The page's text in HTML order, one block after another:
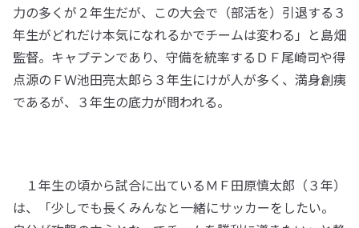
力の多くが２年生だが、この大会で（部活を）引退する３
年生がどれだけ本気になれるかでチームは変わる」と島畑
監督。キャプテンであり、守備を統率するＤＦ尾崎司や得
点源のＦＷ池田亮太郎ら３年生にけが人が多く、満身創痍
であるが、３年生の底力が問われる。
１年生の頃から試合に出ているＭＦ田原慎太郎（３年）
は、「少しでも長くみんなと一緒にサッカーをしたい。